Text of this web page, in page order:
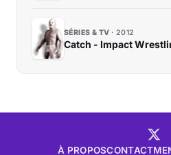
SÉRIES & TV 2012
Catch - Impact
À PROPOSCONTACT